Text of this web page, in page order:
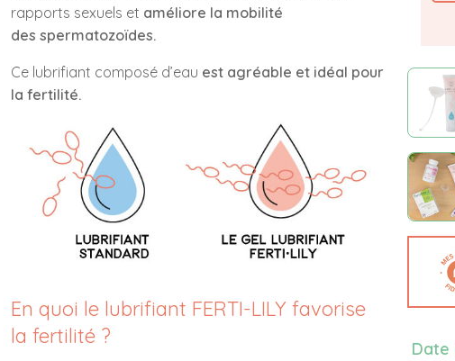
Date
rapports sexuels et améliore la mobilité
des spermatozoïdes.
Ce lubrifiant composé d’eau est agréable et idéal pour
la fertilité.
En quoi le lubrifiant FERTI-LILY favorise
la fertilité ?